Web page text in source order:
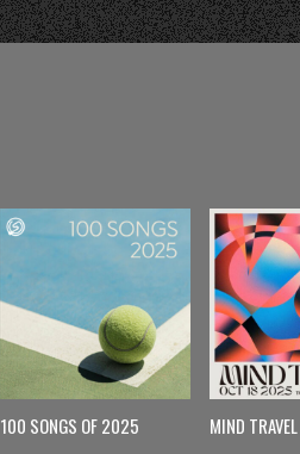
100 SONGS OF 2025 MIND TRAVEL